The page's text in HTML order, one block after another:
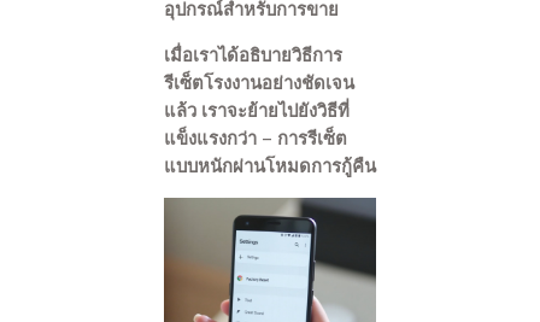
อุปกรณ์สำหรับการขาย
เมื่อเราได้อธิบายวิธีการ
รีเซ็ตโรงงานอย่างชัดเจน
แล้ว เราจะย้ายไปยังวิธีที่
แข็งแรงกว่า – การรีเซ็ต
แบบหนักผ่านโหมดการกู้คืน